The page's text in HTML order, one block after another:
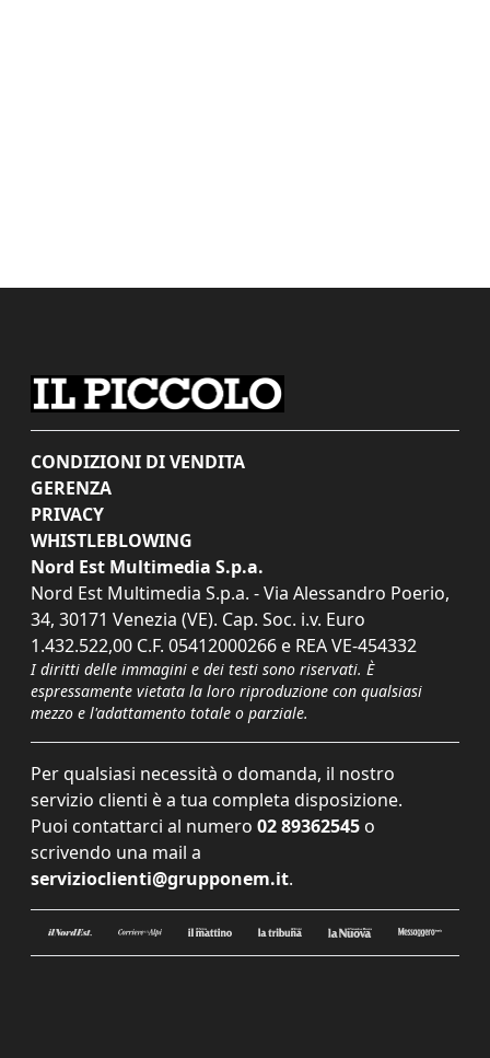
CONDIZIONI DI VENDITA
GERENZA
PRIVACY
WHISTLEBLOWING
Nord Est Multimedia S.p.a.
Nord Est Multimedia S.p.a. - Via Alessandro Poerio,
34, 30171 Venezia (VE). Cap. Soc. i.v. Euro
1.432.522,00 C.F. 05412000266 e REA VE-454332
I diritti delle immagini e dei testi sono riservati. È
espressamente vietata la loro riproduzione con qualsiasi
mezzo e l'adattamento totale o parziale.
Per qualsiasi necessità o domanda, il nostro
servizio clienti è a tua completa disposizione.
Puoi contattarci al numero 02 89362545 o
scrivendo una mail a
servizioclienti@grupponem.it.